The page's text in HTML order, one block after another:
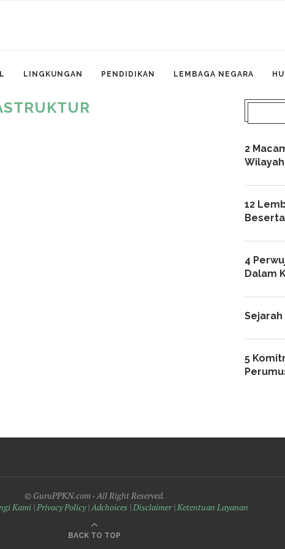
LINGKUNGAN PENDIDIKAN LEMBAGA NEGARA
2
12
4
Dalam
5
© GuruPPKN.com - All Right Reserved.
Kami |Privacy Policy|Adchoices |Disclaimer|Ketentuan Layanan
BACK TO TOP